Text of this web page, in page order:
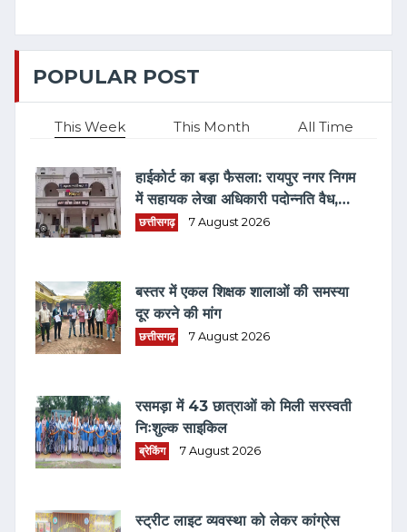
POPULAR POST
This Week This Month All Time
हाईकोर्ट का बड़ा फैसला: रायपुर नगर निगम
में सहायक लेखा अधिकारी पदोन्नति वैध,
सिंगल बेंच का आदेश रद्द
छत्तीसगढ़ 7 August 2026
बस्तर में एकल शिक्षक शालाओं की समस्या
दूर करने की मांग
छत्तीसगढ़ 7 August 2026
रसमड़ा में 43 छात्राओं को मिली सरस्वती
निःशुल्क साइकिल
ब्रेकिंग 7 August 2026
स्ट्रीट लाइट व्यवस्था को लेकर कांग्रेस